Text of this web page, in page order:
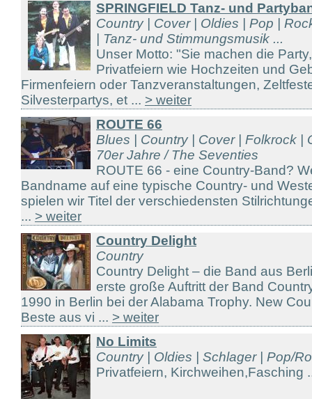
SPRINGFIELD Tanz- und
Country | Cover | Oldies | Pop |
| Tanz- und Stimmungsmusik ...
Unser Motto: "Sie machen die
Privatfeiern wie Hochzeiten und
Firmenfeiern oder Tanzveranstaltungen,
Silvesterpartys, et ... > weiter
ROUTE 66
Blues | Country | Cover | Folkrock |
70er Jahre / The Seventies
ROUTE 66 - eine Country-Band?
Bandname auf eine typische Country- und
spielen wir Titel der verschiedensten
... > weiter
Country Delight
Country
Country Delight – die Band aus
erste große Auftritt der Band
1990 in Berlin bei der Alabama Trophy. New
Beste aus vi ... > weiter
No Limits
Country | Oldies | Schlager | Pop/
Privatfeiern, Kirchweihen,Fasching